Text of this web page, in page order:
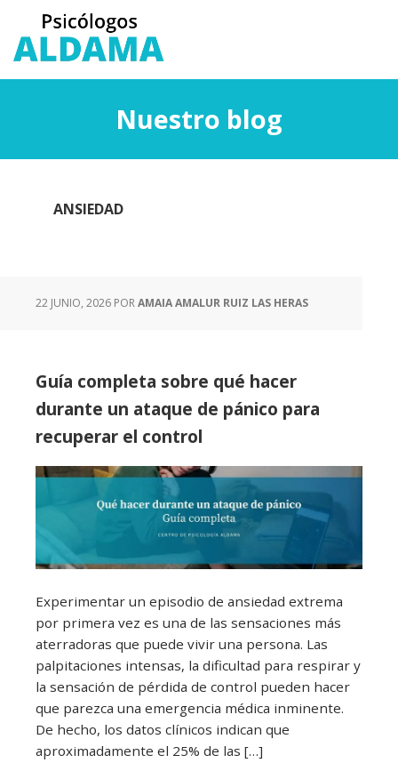
contenido
principal
barra
Nuestro blog
ANSIEDAD
22 JUNIO, 2026 PORAMAIA AMALUR RUIZ LAS HERAS
Guía completa sobre qué hacer
durante un ataque de pánico para
recuperar el control
Experimentar un episodio de ansiedad extrema
por primera vez es una de las sensaciones más
aterradoras que puede vivir una persona. Las
palpitaciones intensas, la dificultad para respirar y
la sensación de pérdida de control pueden hacer
que parezca una emergencia médica inminente.
De hecho, los datos clínicos indican que
aproximadamente el 25% de las […]